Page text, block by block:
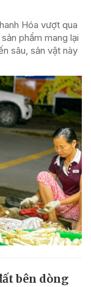
Hóa vượt qua
phẩm mang lại
sâu, sản vật này
bên dòng